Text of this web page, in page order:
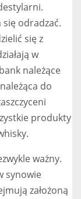
się odradzać.
się z
w
należące
do
produkty
ważny.
synowie
założoną